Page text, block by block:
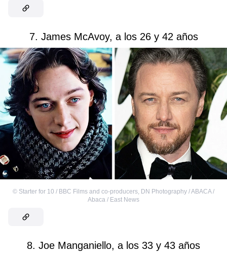
7. James McAvoy, a los 26 y 42 años
© Starter for 10 / BBC Films and co-producers DN Photography / ABACA /
Abaca / East News
8. Joe Manganiello, a los 33 y 43 años